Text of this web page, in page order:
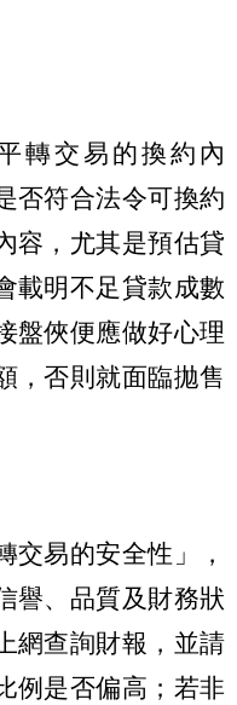
轉交易的換約內
否符合法令可換約
容，尤其是預估貸
載明不足貸款成數
盤俠便應做好心理
，否則就面臨拋售
交易的安全性」，
譽、品質及財務狀
網查詢財報，並請
例是否偏高；若非